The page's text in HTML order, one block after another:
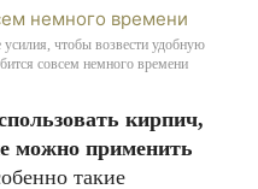
чтобы возвести удобную
совсем немного времени
кирпич,
можно применить
такие